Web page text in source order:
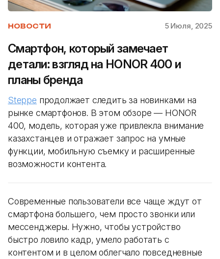
НОВОСТИ 5 Июля, 2025
Смартфон, который замечает
детали: взгляд на HONOR 400 и
планы бренда
Steppe продолжает следить за новинками на
рынке смартфонов. В этом обзоре — HONOR
400, модель, которая уже привлекла внимание
казахстанцев и отражает запрос на умные
функции, мобильную съемку и расширенные
возможности контента.
Современные пользователи все чаще ждут от
смартфона большего, чем просто звонки или
мессенджеры. Нужно, чтобы устройство
быстро ловило кадр, умело работать с
контентом и в целом облегчало повседневные